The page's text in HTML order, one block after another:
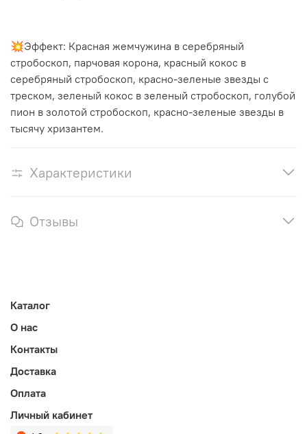
💥Эффект: Красная жемчужина в серебряный
стробоскоп, парчовая корона, красный кокос в
серебряный стробоскоп, красно-зеленые звезды с
треском, зеленый кокос в зеленый стробоскоп, голубой
пион в золотой стробоскоп, красно-зеленые звезды в
тысячу хризантем.
Характеристики
Отзывы
Каталог
О нас
Контакты
Доставка
Оплата
Личный кабинет